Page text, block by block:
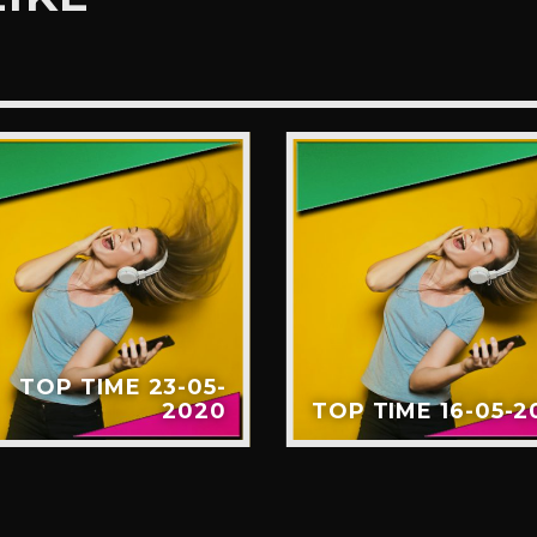
TOP TIME 23-05-
2020
TOP TIME 16-05-